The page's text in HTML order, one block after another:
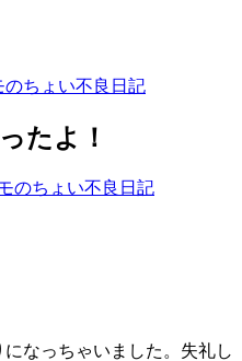
ちょい不良日記
たよ！
のちょい不良日記
なっちゃいました。失礼し